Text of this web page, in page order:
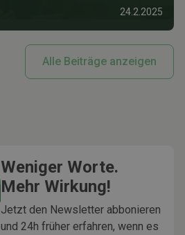
24.2.2025
Alle Beiträge anzeigen
Weniger Worte.
Mehr Wirkung!
Jetzt den Newsletter abbonieren
und 24h früher erfahren, wenn es